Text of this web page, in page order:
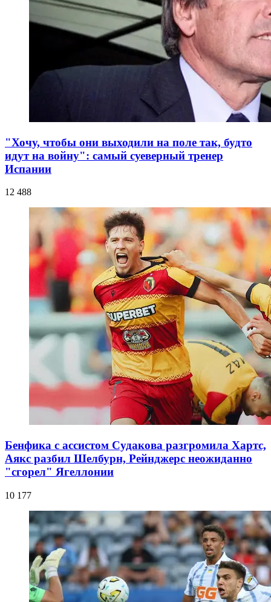
"Хочу, чтобы они выходили на поле так, будто
идут на войну": самый суеверный тренер
Испании
12 488
Бенфика с ассистом Судакова разгромила Хартс,
Аякс разбил Шелбурн, Рейнджерс неожиданно
"сгорел" Ягеллонии
10 177